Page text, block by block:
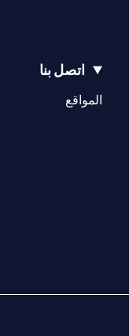
اتصل بنا
المواقع
(opens in a new tab)